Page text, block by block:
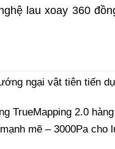
lau xoay 360
ngại vật tiên tiến
TrueMapping 2.0
mẽ – 3000Pa cho